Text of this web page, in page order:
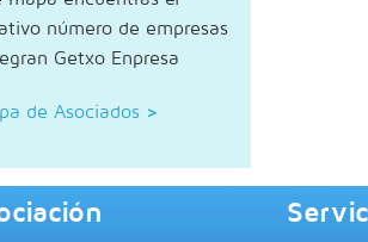
número de empresas
Getxo Enpresa
de Asociados >